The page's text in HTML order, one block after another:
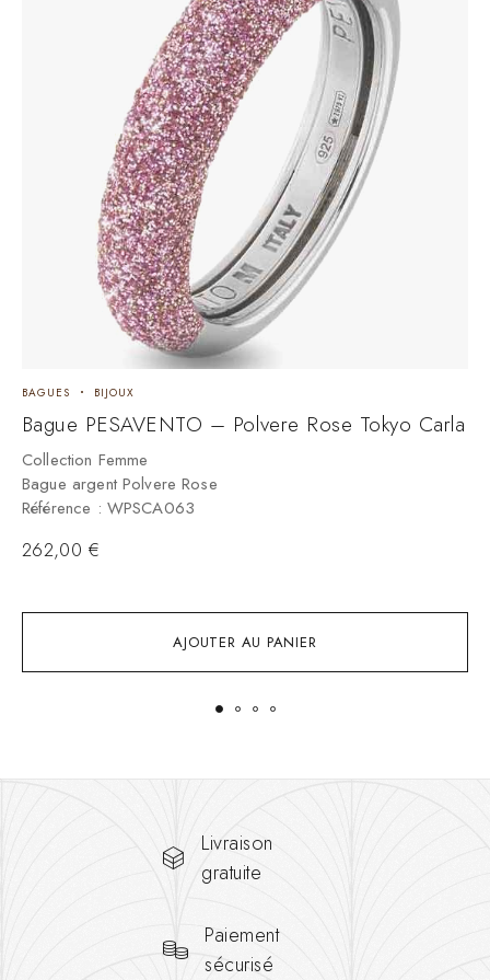
AJOUTER AU PANIER
BAGUES BIJOUX
Bague PESAVENTO – Polvere Rose Tokyo Carla
Collection Femme
Bague argent Polvere Rose
Référence : WPSCA063
262,00 €
Livraison
gratuite
Paiement
sécurisé